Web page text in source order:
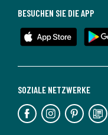
SOZIALE NETZWERKE
BESUCHEN SIE DIE APP